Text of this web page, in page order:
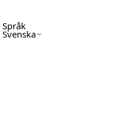
Språk
Svenska